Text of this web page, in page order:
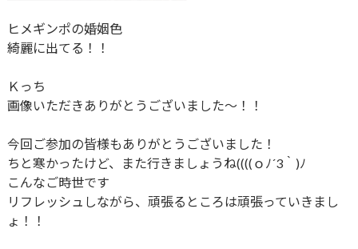
ヒメギンポの婚姻色
綺麗に出てる！！
Ｋっち
画像いただきありがとうございました～！！
今回ご参加の皆様もありがとうございました！
ちと寒かったけど、また行きましょうね((((ｏﾉ´3｀)ﾉ
こんなご時世です
リフレッシュしながら、頑張るところは頑張っていきまし
ょ！！